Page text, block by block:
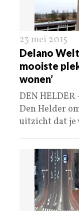
23 mei 2015
Delano
mooiste
wonen’
DEN
Den Helder
uitzicht dat je